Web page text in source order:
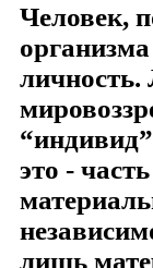
Человек,
личность.
это -
лишь